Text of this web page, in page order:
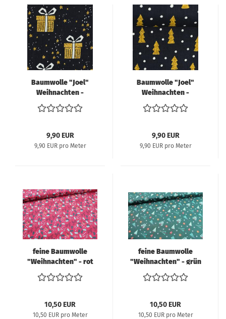
Baumwolle "Joel"
Weihnachten -
Geschenke gold
9,90 EUR
9,90 EUR pro Meter
Baumwolle "Joel"
Weihnachten -
Tannenbäume gold
9,90 EUR
9,90 EUR pro Meter
feine Baumwolle
"Weihnachten" - rot
10,50 EUR
10,50 EUR pro Meter
feine Baumwolle
"Weihnachten" - grün
10,50 EUR
10,50 EUR pro Meter